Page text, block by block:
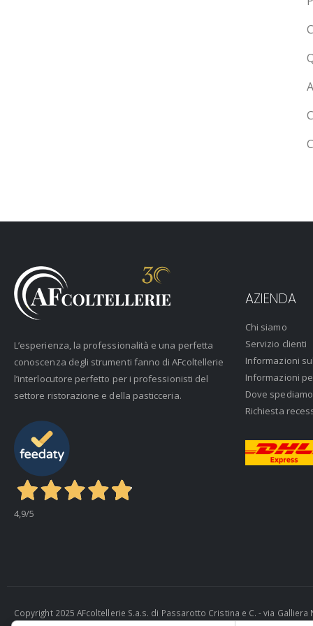
L’esperienza, la professionalità e una perfetta
conoscenza degli strumenti fanno di AFcoltellerie
l’interlocutore perfetto per i professionisti del
settore ristorazione e della pasticceria.
4,9/5
AZIENDA
Chi siamo
Servizio clienti
Informazioni
Informazioni
Dove spediamo
Richiesta
Copyright 2025 AFcoltellerie S.a.s. di Passarotto Cristina e C. - via